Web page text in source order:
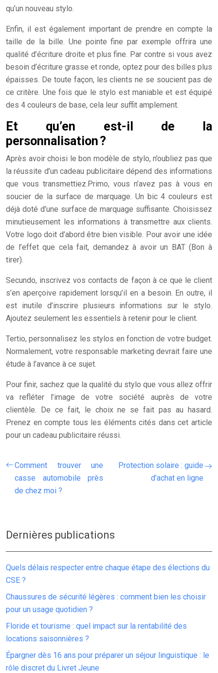
qu’un nouveau stylo.
Enfin, il est également important de prendre en compte la
taille de la bille. Une pointe fine par exemple offrira une
qualité d’écriture droite et plus fine. Par contre si vous avez
besoin d’écriture grasse et ronde, optez pour des billes plus
épaisses. De toute façon, les clients ne se soucient pas de
ce critère. Une fois que le stylo est maniable et est équipé
des 4 couleurs de base, cela leur suffit amplement.
Et qu’en est-il de la
personnalisation ?
Après avoir choisi le bon modèle de stylo, n’oubliez pas que
la réussite d’un cadeau publicitaire dépend des informations
que vous transmettiez.Primo, vous n’avez pas à vous en
soucier de la surface de marquage. Un bic 4 couleurs est
déjà doté d’une surface de marquage suffisante. Choisissez
minutieusement les informations à transmettre aux clients.
Votre logo doit d’abord être bien visible. Pour avoir une idée
de l’effet que cela fait, demandez à avoir un BAT (Bon à
tirer).
Secundo, inscrivez vos contacts de façon à ce que le client
s’en aperçoive rapidement lorsqu’il en a besoin. En outre, il
est inutile d’inscrire plusieurs informations sur le stylo.
Ajoutez seulement les essentiels à retenir pour le client.
Tertio, personnalisez les stylos en fonction de votre budget.
Normalement, votre responsable marketing devrait faire une
étude à l’avance à ce sujet.
Pour finir, sachez que la qualité du stylo que vous allez offrir
va refléter l’image de votre société auprès de votre
clientèle. De ce fait, le choix ne se fait pas au hasard.
Prenez en compte tous les éléments cités dans cet article
pour un cadeau publicitaire réussi.
Comment trouver une
casse automobile près
de chez moi ?
Protection solaire : guide
d’achat en ligne
Dernières publications
Quels délais respecter entre chaque étape des élections du
CSE ?
Chaussures de sécurité légères : comment bien les choisir
pour un usage quotidien ?
Floride et tourisme : quel impact sur la rentabilité des
locations saisonnières ?
Épargner dès 16 ans pour préparer un séjour linguistique : le
rôle discret du Livret Jeune